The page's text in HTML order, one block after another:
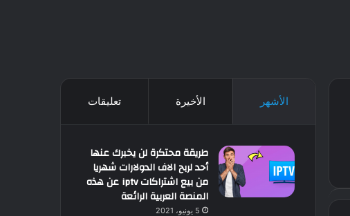
الأشهر الأخيرة تعليقات
طريقة محتكرة لن يخبرك عنها
أحد لربح الاف الدولارات شهريا
من بيع اشتراكات iptv عن هذه
المنصة العربية الرائعة
5 يونيو، 2021